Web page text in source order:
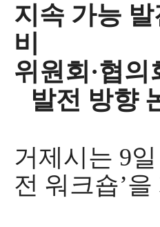
지속 가능
비
위원회 ·협의
발전 방향
거제시는 9
전 워크숍’을